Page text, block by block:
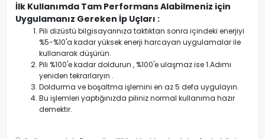
İlk Kullanımda Tam Performans Alabilmeniz için
Uygulamanız Gereken İp Uçları :
Pili dizüstü bilgisayarınıza taktıktan sonra içindeki enerjiyi
%5-%10'a kadar yüksek enerji harcayan uygulamalar ile
kullanarak düşürün.
Pili %100'e kadar doldurun , %100'e ulaşmaz ise 1.Adımı
yeniden tekrarlaryın .
Doldurma ve boşaltma işlemini en az 5 defa uygulayın.
Bu işlemleri yaptığınızda piliniz normal kullanıma hazır
demektir.